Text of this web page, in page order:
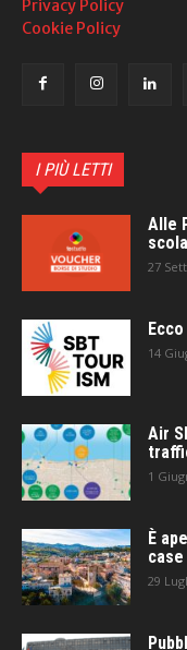
Privacy Policy
Cookie Policy
I PIÙ LETTI
Alle
27
14
Air
1
È
29